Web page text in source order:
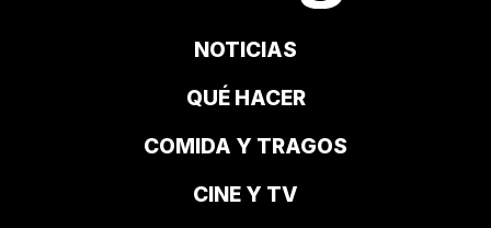
NOTICIAS
QUÉ HACER
COMIDA Y TRAGOS
CINE Y TV